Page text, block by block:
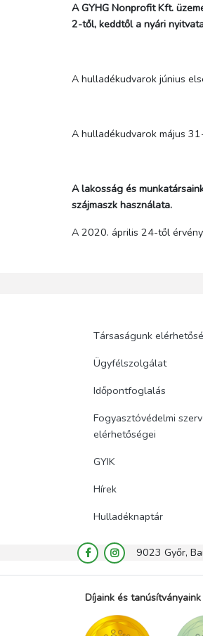
A GYHG Nonprofit Kft.
2-től, keddtől a nyári
A hulladékudvarok június
A hulladékudvarok május
A lakosság és
szájmaszk használata.
A 2020. április 24-től
Társaságunk
Ügyfélszolgálat
Időpontfoglalás
Fogyasztóvédelmi
elérhetőségei
GYIK
Hírek
Hulladéknaptár
9023 Győr,
Díjaink és tanúsítványaink